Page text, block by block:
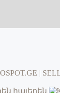
հայերեն